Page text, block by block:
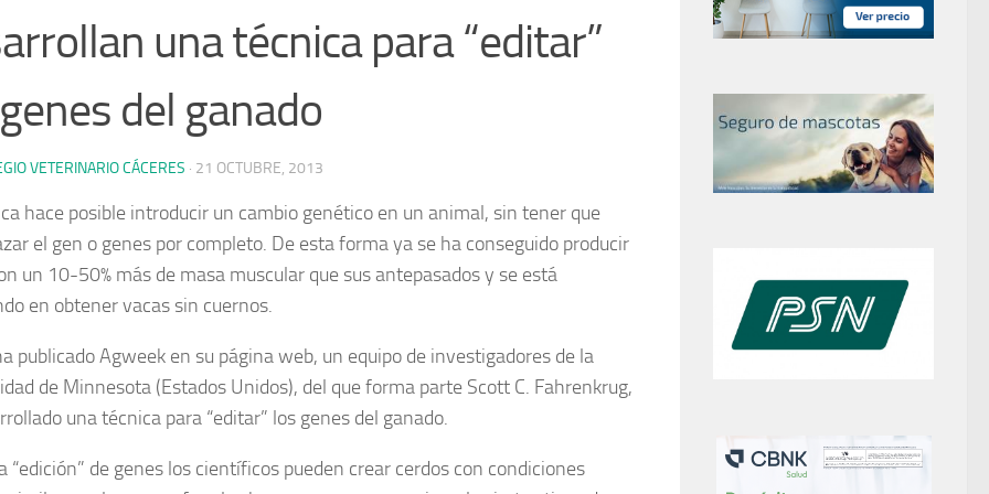
una técnica para “editar”
del ganado
VETERINARIO CÁCERES · 21 OCTUBRE, 2013
hace posible introducir un cambio genético en un animal, sin tener que
el gen o genes por completo. De esta forma ya se ha conseguido producir
un 10-50% más de masa muscular que sus antepasados y se está
en obtener vacas sin cuernos.
publicado Agweek en su página web, un equipo de investigadores de la
de Minnesota (Estados Unidos), del que forma parte Scott C. Fahrenkrug,
una técnica para “editar” los genes del ganado.
“edición” de genes los científicos pueden crear cerdos con condiciones